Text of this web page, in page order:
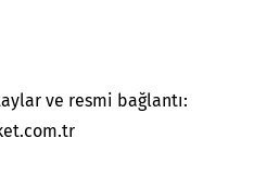
ve resmi bağlantı: